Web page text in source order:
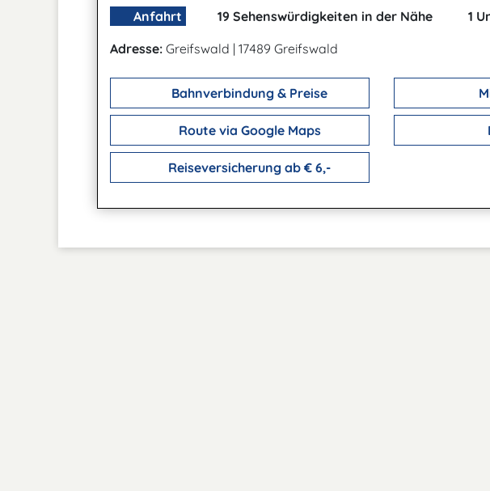
Anfahrt 19 Sehenswürdigkeiten in der Nähe
1
Adresse: Greifswald | 17489 Greifswald
Bahnverbindung & Preise
Route via Google Maps
Reiseversicherung ab € 6,-